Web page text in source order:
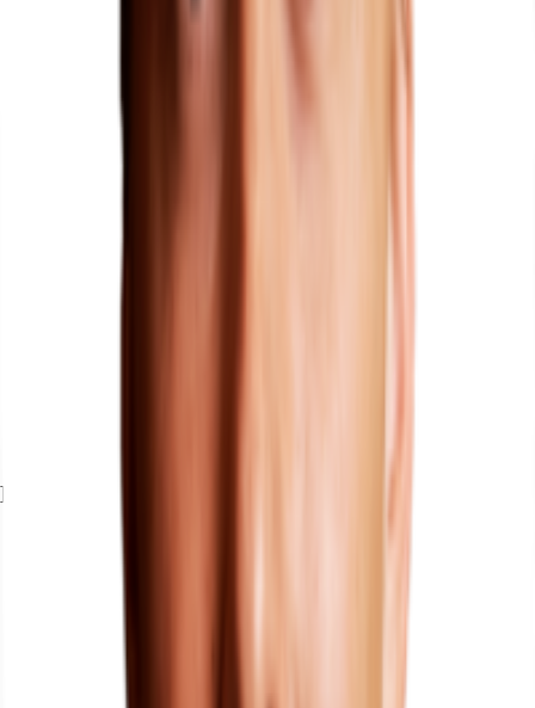
Exposé herunterladen